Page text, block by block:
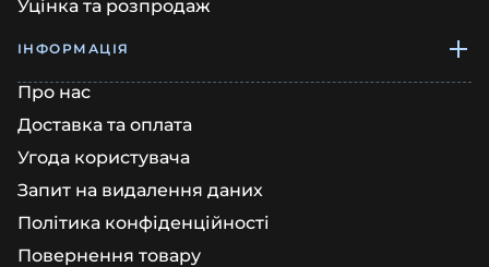
Уцінка та розпродаж
ІНФОРМАЦІЯ
Про нас
Доставка та оплата
Угода користувача
Запит на видалення даних
Політика конфіденційності
Повернення товару